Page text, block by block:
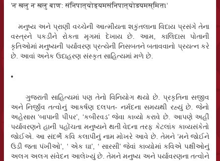
‘न खलु न खलु बाण: संनिपात्योड्यमसंनिपात्योडयमस्मित।‘
મનુષ્ય અને પ્રાણી વચ્ચેની આત્મીયતા શકુંતલાના વિદાય પ્રસંગે તેના
વસ્ત્રને પકડીને રોકતા મૃગમાં દેખાય છે. આમ, કાલિદાસ પોતાની
કૃતિઓમાં મનુષ્યની પર્યાવરણ પ્રત્યેની નિસબતને બતાવવાનો પ્રયત્ન કરે
છે. આવાં અનેક ઉદાહરણ સંસ્કૃત સાહિત્યમાં મળે છે.
•
ગુજરાતી સાહિત્યમાં પણ તેનો વિનિયોગ થયો છે. પ્રકૃતિના સજીવ
અને નિર્જીવ તત્વોનું આકર્ષણ દલપત- નર્મદના સમયથી રહ્યું છે. જેનો
અહેસાસ ‘બાપાની પીપર’, ‘કબીરવડ’ જેવા કાવ્યો કરાવે છે. આપણે અહીં
પર્યાવરણને હાની પહોંચતા મનુષ્યને થતી વેદના તરફ કેટલાંક કાવ્યસંકેતો
જોઈએ. આ સંદર્ભે કવિ કલાપીનું નામ મોખરે આવે છે. તેમને ‘મને જોઈને
ઉડી જતા પંખીઓ’, ‘ એક ઘા’, ‘ સારસી’ જેવાં કાવ્યોમાં કવિએ પક્ષીઓનું
અલગ અલગ સંવેદન આલેખ્યું છે. તેમને મનુષ્ય અને પર્યાવરણના તત્વોને